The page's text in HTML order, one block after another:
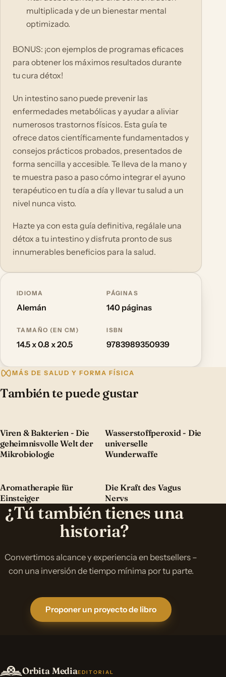
multiplicada y de un bienestar mental
optimizado.
BONUS: ¡con ejemplos de programas eficaces
para obtener los máximos resultados durante
tu cura détox!
Un intestino sano puede prevenir las
enfermedades metabólicas y ayudar a aliviar
numerosos trastornos físicos. Esta guía te
ofrece datos científicamente fundamentados y
consejos prácticos probados, presentados de
forma sencilla y accesible. Te lleva de la mano y
te muestra paso a paso cómo integrar el ayuno
terapéutico en tu día a día y llevar tu salud a un
nivel nunca visto.
Hazte ya con esta guía definitiva, regálale una
détox a tu intestino y disfruta pronto de sus
innumerables beneficios para la salud.
IDIOMA
Alemán
PÁGINAS
140 páginas
TAMAÑO (EN CM)
14.5 x 0.8 x 20.5
ISBN
9783989350939
MÁS DE SALUD Y FORMA FÍSICA
También te puede gustar
Viren & Bakterien - Die
geheimnisvolle Welt der
Mikrobiologie
Wasserstoffperoxid - Die
universelle
Wunderwaffe
Aromatherapie für
Einsteiger
Die Kraft des Vagus
Nervs
¿Tú también tienes una
historia?
Convertimos alcance y experiencia en bestsellers –
con una inversión de tiempo mínima por tu parte.
Proponer un proyecto de libro
Orbita MediaEDITORIAL